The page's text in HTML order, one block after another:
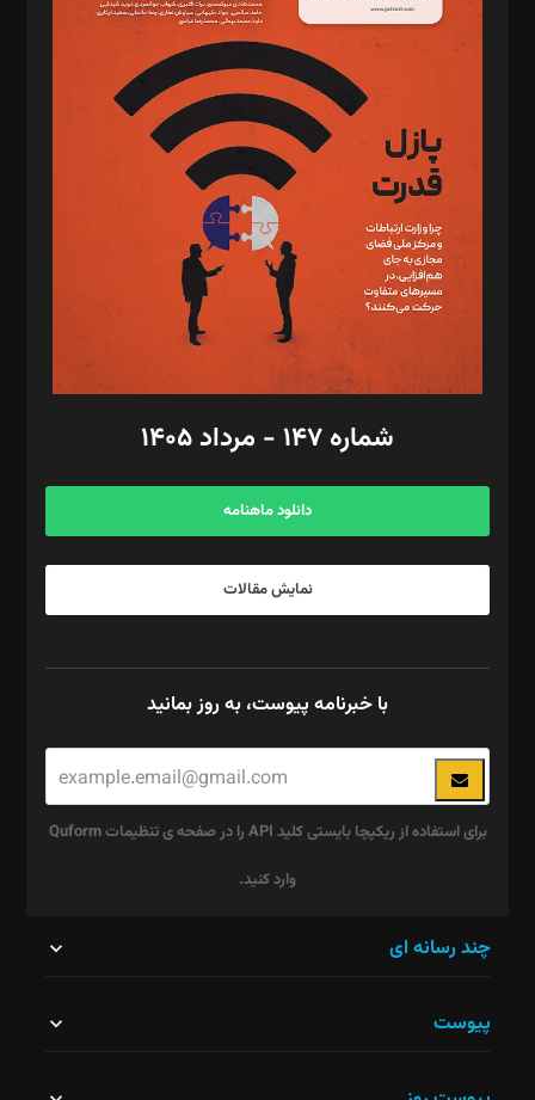
د‌بیر حقوق فناوری: حسام‌الدین ایپکچی
د‌بیر پیوست جهان: مینا پاکدل
د‌بیر تحریریه آنلاین: بابک نقاش
تحریریه‌: مجتبی محمود‌ی، آرش برهمند، یسنا امان‌پور، سروش کرمیان،
مصطفی مسجدی آرانی، ابوالفضل رجبی، زهرا فکرانه، فائزه فتحی
رستمی،مصطفی باستان
ویرایش: نگار استاد‌‌آقا
طراح یونیفرم: مجید توکلی
فیلمبرداری و عکاسی: امیر شفیعی، مانی لطفی زاده
گرافیک و صفحه‌آرایی: سید‌سبحان‌علی ثابت
مد‌یر توسعه تجاری: کامبیز برید‌
امور مالی: شاپور رهبری، محمد‌ کاظمی‌نیا
آگهی و مشترکین: ۰۹۱۹۹۹۹۰۴۵۴
شماره ۱۴۷ - مرداد ۱۴۰۵
دانلود ماهنامه
نمایش مقالات
با خبرنامه پیوست، به روز بمانید
برای استفاده از ریکپچا بایستی کلید API را در صفحه ی تنظیمات Quform
وارد کنید.
نباید
چند رسانه ای
پیوست